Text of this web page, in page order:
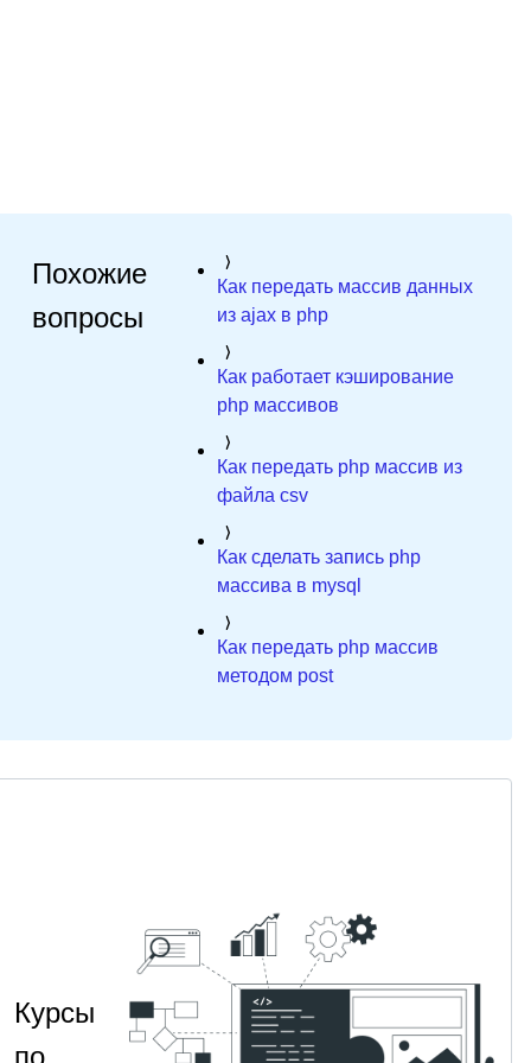
Похожие
вопросы
Как передать массив данных
из ajax в php
Как работает кэширование
php массивов
Как передать php массив из
файла csv
Как сделать запись php
массива в mysql
Как передать php массив
методом post
Курсы